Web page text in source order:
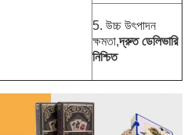
5. উচ্চ উৎপাদন
ক্ষমতা,দ্রুত ডেলিভারি
নিশ্চিত